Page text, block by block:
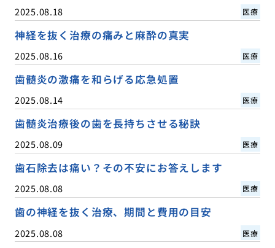
2025.08.18 医療
神経を抜く治療の痛みと麻酔の真実
2025.08.16 医療
歯髄炎の激痛を和らげる応急処置
2025.08.14 医療
歯髄炎治療後の歯を長持ちさせる秘訣
2025.08.09 医療
歯石除去は痛い？その不安にお答えします
2025.08.08 医療
歯の神経を抜く治療、期間と費用の目安
2025.08.08 医療